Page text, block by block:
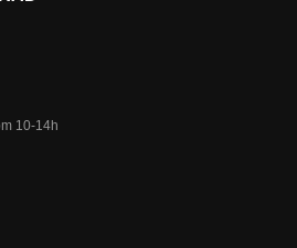
10-14h